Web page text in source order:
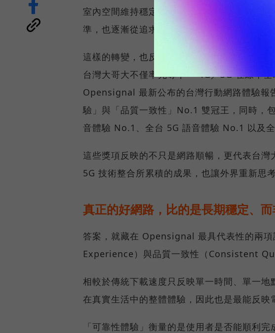
室內空間維持穩定連線，即無法轉換成好的使
準，也逐漸從追求測速數字，轉向任何時間
這樣的轉變，也反映在國際權威網路分析機
台灣大哥大不僅率先奪下「 4G／5G 在線率
Opensignal 最新公布的台灣行動網路體驗報
驗」與「品質一致性」No.1 雙冠王，同時，
音體驗 No.1、全台 5G 語音體驗 No.1 以及
這些獎項反映的不只是網路順暢，更代表台
5G 技術整合所累積的成果，也讓外界重新思
真正的好網路，比的是長期穩定、
答案，就藏在 Opensignal 最具代表性的兩
Experience）與品質一致性（Consistent
相較於傳統下載速度只反映單一時間、單一
在真實生活中的整體體驗，因此也是最能反映
「可靠性體驗」衡量的是使用者是否能順利